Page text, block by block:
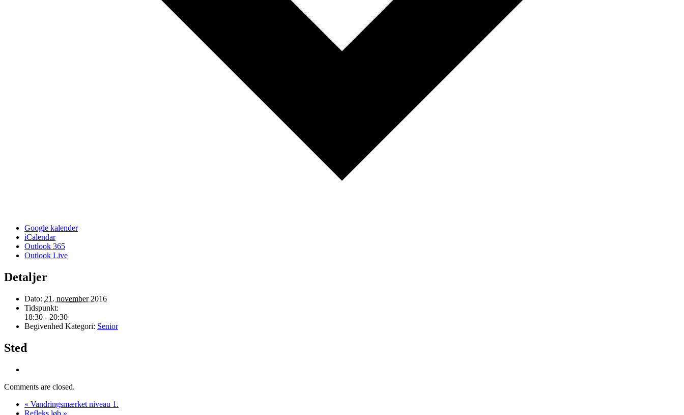
Google kalender
iCalendar
Outlook 365
Outlook Live
Detaljer
Dato: 21. november 2016
Tidspunkt:
18:30 - 20:30
Begivenhed Kategori: Senior
Sted
Comments are closed.
« Vandringsmærket niveau 1.
Refleks løb »